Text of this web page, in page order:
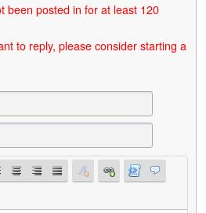
been posted in for at least 120
to reply, please consider starting a